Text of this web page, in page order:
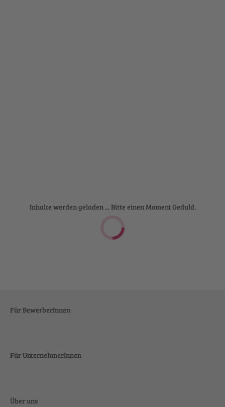
Inhalte werden geladen ... Bitte einen Moment Geduld.
Für BewerberInnen
Für UnternehmerInnen
Über uns